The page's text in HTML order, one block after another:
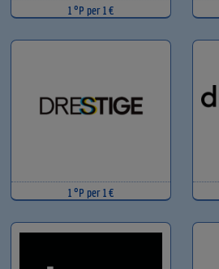
1 °P per 1 €
1 °P per 1 €